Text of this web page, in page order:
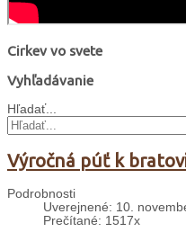
Cirkev vo svete
Vyhľadávanie
Hľadať...
Výročná púť k
Podrobnosti
Uverejnené: 10.
Prečítané: 1517x